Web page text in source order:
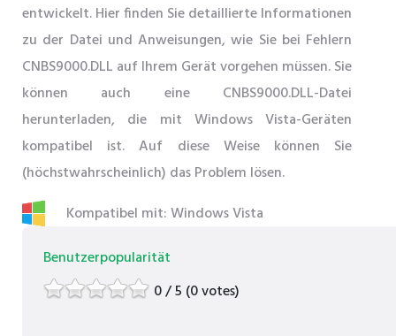
entwickelt. Hier finden Sie detaillierte Informationen
zu der Datei und Anweisungen, wie Sie bei Fehlern
CNBS9000.DLL auf Ihrem Gerät vorgehen müssen. Sie
können auch eine CNBS9000.DLL-Datei
herunterladen, die mit Windows Vista-Geräten
kompatibel ist. Auf diese Weise können Sie
(höchstwahrscheinlich) das Problem lösen.
Kompatibel mit: Windows Vista
Benutzerpopularität
0 / 5 (0 votes)